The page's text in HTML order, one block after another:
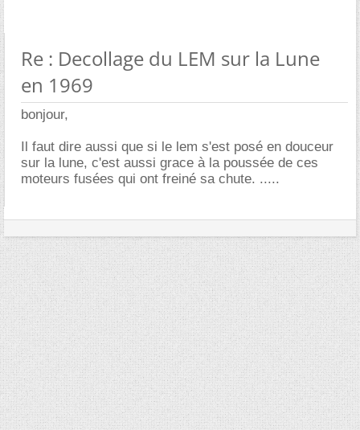
Re : Decollage du LEM sur la Lune
en 1969
bonjour,
Il faut dire aussi que si le lem s'est posé en douceur
sur la lune, c'est aussi grace à la poussée de ces
moteurs fusées qui ont freiné sa chute. .....